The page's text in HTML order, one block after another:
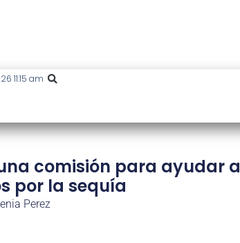
11:15 am
comisión para ayudar a
por la sequía
Perez